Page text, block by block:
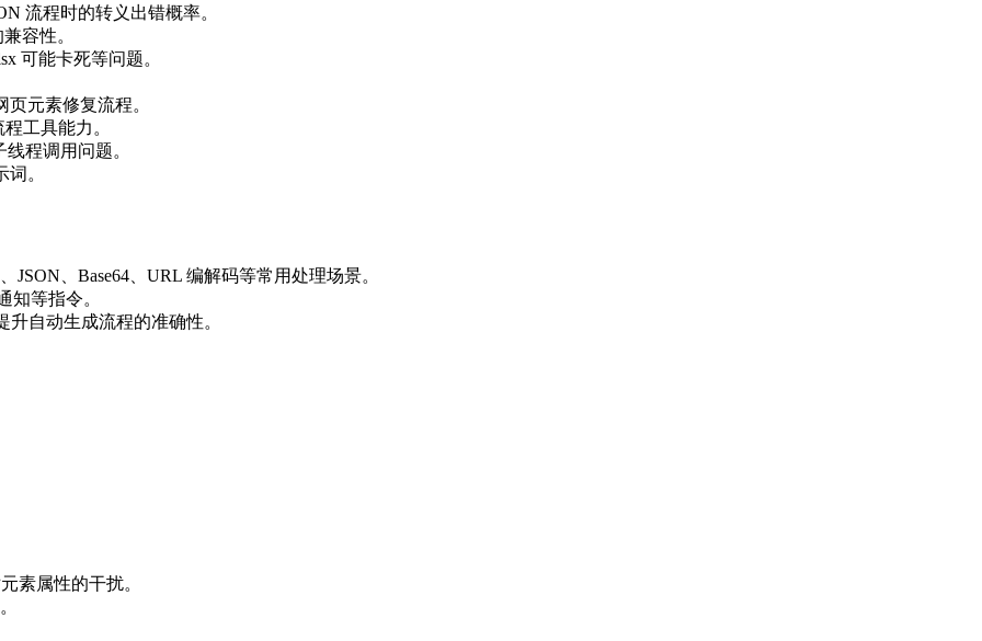
流程时的转义出错概率。
容性。
可能卡死等问题。
元素修复流程。
工具能力。
程调用问题。
。
、Base64、URL 编解码等常用处理场景。
知等指令。
自动生成流程的准确性。
素属性的干扰。